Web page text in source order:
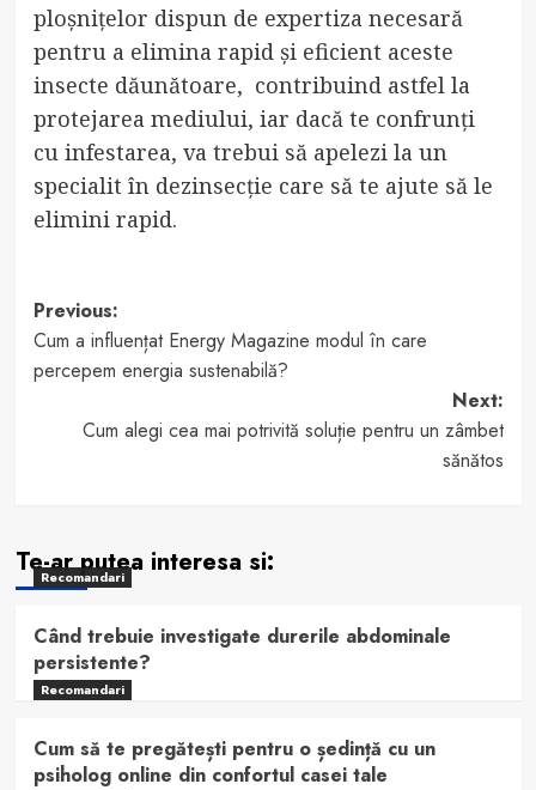
ploșnițelor dispun de expertiza necesară
pentru a elimina rapid și eficient aceste
insecte dăunătoare, contribuind astfel la
protejarea mediului, iar dacă te confrunți
cu infestarea, va trebui să apelezi la un
specialit în dezinsecție care să te ajute să le
elimini rapid.
Post
navigation
Previous:
Cum a influențat Energy Magazine modul în care
percepem energia sustenabilă?
Next:
Cum alegi cea mai potrivită soluție pentru un zâmbet
sănătos
Te-ar putea interesa si:
Recomandari
Când trebuie investigate durerile abdominale
persistente?
Recomandari
Cum să te pregătești pentru o ședință cu un
psiholog online din confortul casei tale